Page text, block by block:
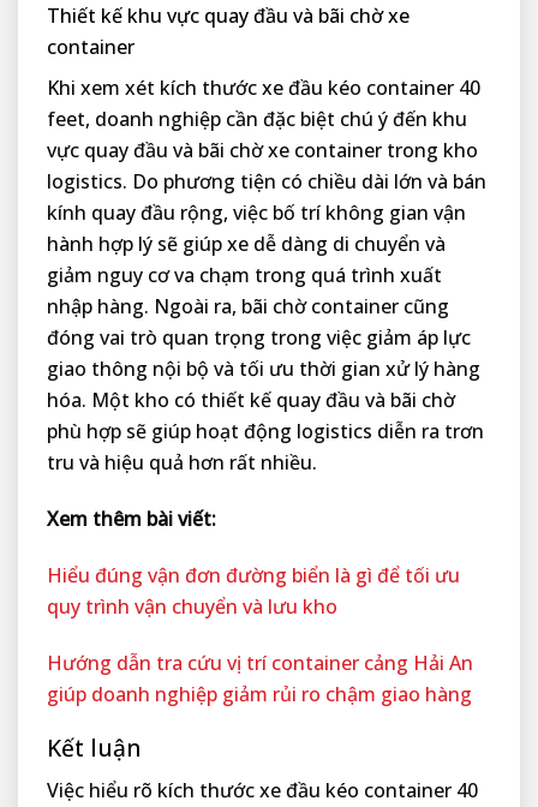
Thiết kế khu vực quay đầu và bãi chờ xe
container
Khi xem xét kích thước xe đầu kéo container 40
feet, doanh nghiệp cần đặc biệt chú ý đến khu
vực quay đầu và bãi chờ xe container trong kho
logistics. Do phương tiện có chiều dài lớn và bán
kính quay đầu rộng, việc bố trí không gian vận
hành hợp lý sẽ giúp xe dễ dàng di chuyển và
giảm nguy cơ va chạm trong quá trình xuất
nhập hàng. Ngoài ra, bãi chờ container cũng
đóng vai trò quan trọng trong việc giảm áp lực
giao thông nội bộ và tối ưu thời gian xử lý hàng
hóa. Một kho có thiết kế quay đầu và bãi chờ
phù hợp sẽ giúp hoạt động logistics diễn ra trơn
tru và hiệu quả hơn rất nhiều.
Xem thêm bài viết:
Hiểu đúng vận đơn đường biển là gì để tối ưu
quy trình vận chuyển và lưu kho
Hướng dẫn tra cứu vị trí container cảng Hải An
giúp doanh nghiệp giảm rủi ro chậm giao hàng
Kết luận
Việc hiểu rõ kích thước xe đầu kéo container 40